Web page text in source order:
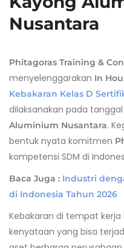
Nusantara
Phitagoras Training &
menyelenggarakan In
Kebakaran Kelas D
dilaksanakan pada tanggal
Aluminium Nusantara.
bentuk nyata komitmen
kompetensi SDM di
Baca Juga : Industri
di Indonesia Tahun 2026
Kebakaran di tempat
kenyataan yang bisa